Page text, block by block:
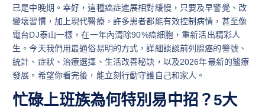
已是中晚期。幸好，這種癌症進展相對緩慢，只要及早警覺、改
變壞習慣，加上現代醫療，許多患者都能有效控制病情，甚至像
電台DJ泰山一樣，在一年內清除90%癌細胞，重新活出精彩人
生。今天我們用最通俗易明的方式，詳細談談前列腺癌的警號、
統計、症狀、治療選擇、生活改善秘訣，以及2026年最新的醫療
發展。希望你看完後，能立刻行動守護自己和家人。
忙碌上班族為何特別易中招？5大